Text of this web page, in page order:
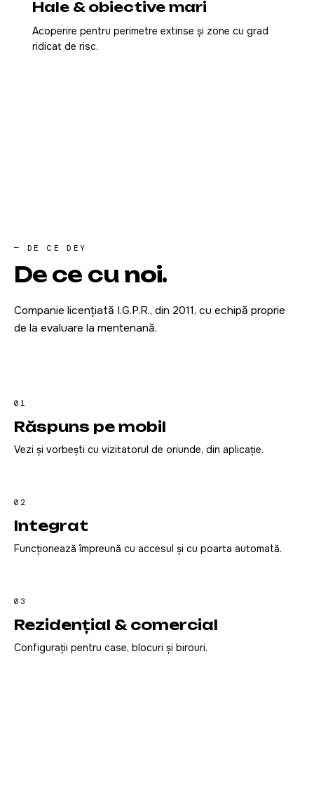
Hale & obiective mari
Acoperire pentru perimetre extinse și zone cu grad
ridicat de risc.
— DE CE DEY
De ce cu noi.
Companie licențiată I.G.P.R., din 2011, cu echipă proprie
de la evaluare la mentenanță.
01
Răspuns pe mobil
Vezi și vorbești cu vizitatorul de oriunde, din aplicație.
02
Integrat
Funcționează împreună cu accesul și cu poarta automată.
03
Rezidențial & comercial
Configurații pentru case, blocuri și birouri.